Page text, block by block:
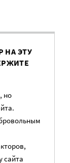
НА ЭТУ
но
сайта